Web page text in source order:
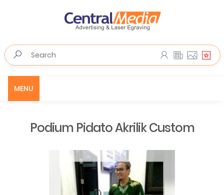
MENU
Podium Pidato Akrilik Custom